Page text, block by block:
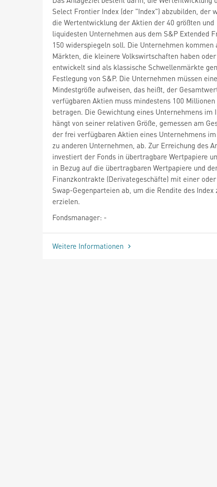
Select Frontier Index (der "Index") abzubilden, der
die Wertentwicklung der Aktien der 40 größten und
liquidesten Unternehmen aus dem S&P Extended
150 widerspiegeln soll. Die Unternehmen kommen
Märkten, die kleinere Volkswirtschaften haben
entwickelt sind als klassische Schwellenmärkte
Festlegung von S&P. Die Unternehmen müssen eine
Mindestgröße aufweisen, das heißt, der
verfügbaren Aktien muss mindestens 100
betragen. Die Gewichtung eines Unternehmens im
hängt von seiner relativen Größe, gemessen am
der frei verfügbaren Aktien eines Unternehmens im
zu anderen Unternehmen, ab. Zur Erreichung des
investiert der Fonds in übertragbare Wertpapiere
in Bezug auf die übertragbaren Wertpapiere und
Finanzkontrakte (Derivategeschäfte) mit einer
Swap-Gegenparteien ab, um die Rendite des Index
erzielen.
Fondsmanager: -
Weitere Informationen